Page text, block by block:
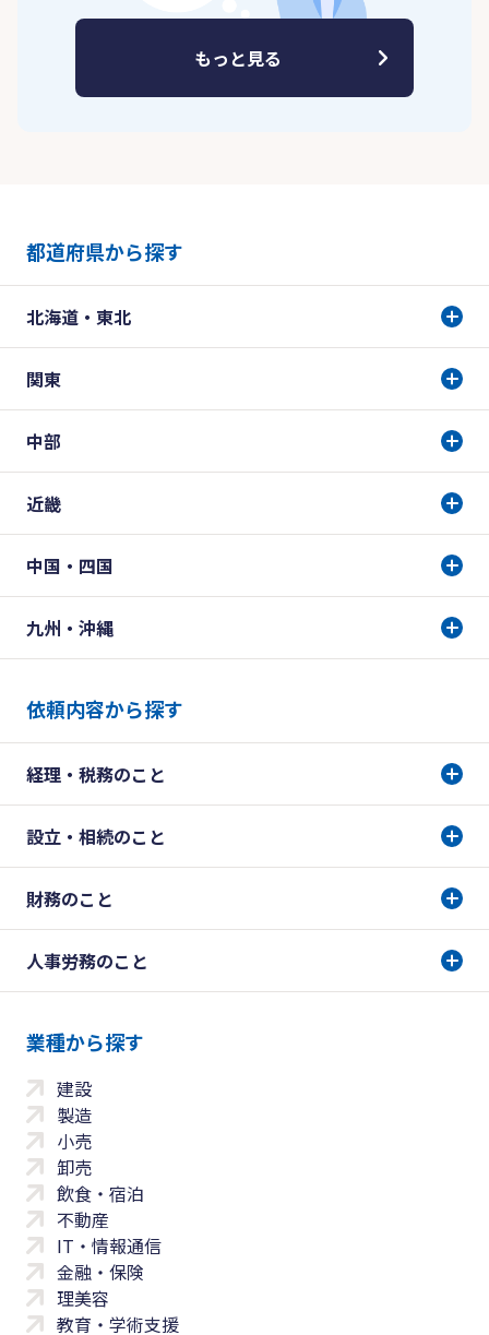
もっと見る
都道府県から探す
北海道・東北
関東
中部
近畿
中国・四国
九州・沖縄
依頼内容から探す
経理・税務のこと
設立・相続のこと
財務のこと
人事労務のこと
業種から探す
建設
製造
小売
卸売
飲食・宿泊
不動産
IT・情報通信
金融・保険
理美容
教育・学術支援